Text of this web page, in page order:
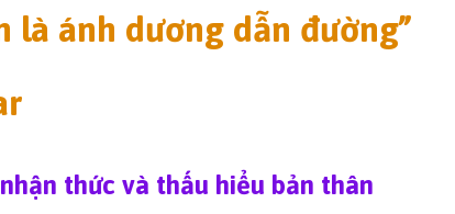
là ánh dương dẫn đường”
thức và thấu hiểu bản thân